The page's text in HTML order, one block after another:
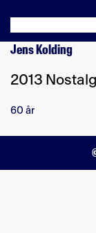
Jens Kolding
2013
60 år